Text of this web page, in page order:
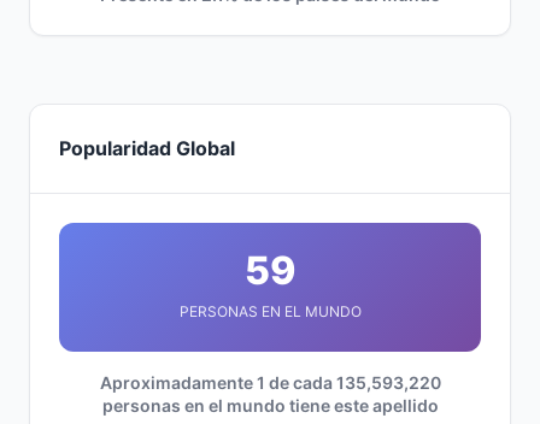
Popularidad Global
59
PERSONAS EN EL MUNDO
Aproximadamente 1 de cada 135,593,220
personas en el mundo tiene este apellido